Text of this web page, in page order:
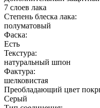
7 слоев лака
Степень блеска лака:
полуматовый
Фаска:
Есть
Текстура:
натуральный шпон
Фактура:
шелковистая
Преобладающий цвет
Серый